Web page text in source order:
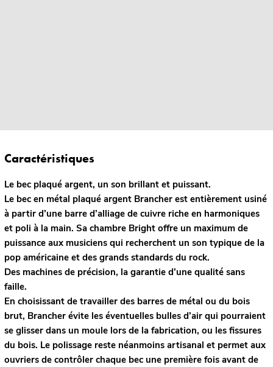
Caractéristiques
Le bec plaqué argent, un son brillant et puissant.
Le bec en métal plaqué argent Brancher est entièrement usiné
à partir d’une barre d’alliage de cuivre riche en harmoniques
et poli à la main. Sa chambre Bright offre un maximum de
puissance aux musiciens qui recherchent un son typique de la
pop américaine et des grands standards du rock.
Des machines de précision, la garantie d’une qualité sans
faille.
En choisissant de travailler des barres de métal ou du bois
brut, Brancher évite les éventuelles bulles d’air qui pourraient
se glisser dans un moule lors de la fabrication, ou les fissures
du bois. Le polissage reste néanmoins artisanal et permet aux
ouvriers de contrôler chaque bec une première fois avant de